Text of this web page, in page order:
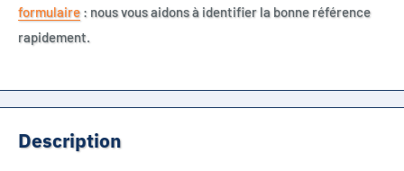
formulaire : nous vous aidons à identifier la bonne référence
rapidement.
Description